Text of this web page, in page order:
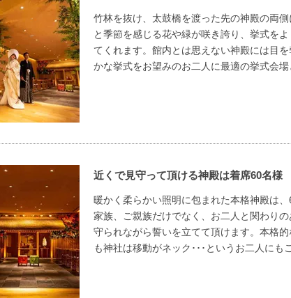
竹林を抜け、太鼓橋を渡った先の神殿の両
と季節を感じる花や緑が咲き誇り、挙式を
てくれます。館内とは思えない神殿には目
かな挙式をお望みのお二人に最適の挙式会場
近くで見守って頂ける神殿は着席60名様
暖かく柔らかい照明に包まれた本格神殿は
家族、ご親族だけでなく、お二人と関わり
守られながら誓いを立てて頂けます。本格
も神社は移動がネック･･･というお二人にも